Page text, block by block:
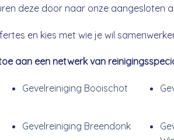
deze door naar onze aangesloten
en kies met wie je wil
aan een netwerk van
Gevelreiniging Booischot
Gevelreiniging Breendonk